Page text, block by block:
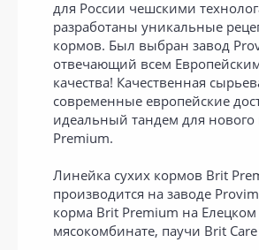
для России чешскими
разработаны уникальные
кормов. Был выбран завод
отвечающий всем
качества! Качественная
современные европейские
идеальный тандем для
Premium.
Линейка сухих кормов Brit
производится на заводе
корма Brit Premium на Елецком
мясокомбинате, паучи Brit